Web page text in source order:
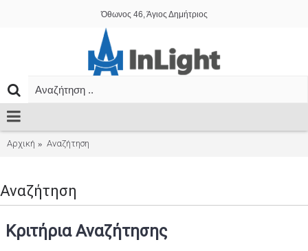
Όθωνος 46, Άγιος Δημήτριος
Αρχική Αναζήτηση
Αναζήτηση
Κριτήρια Αναζήτησης